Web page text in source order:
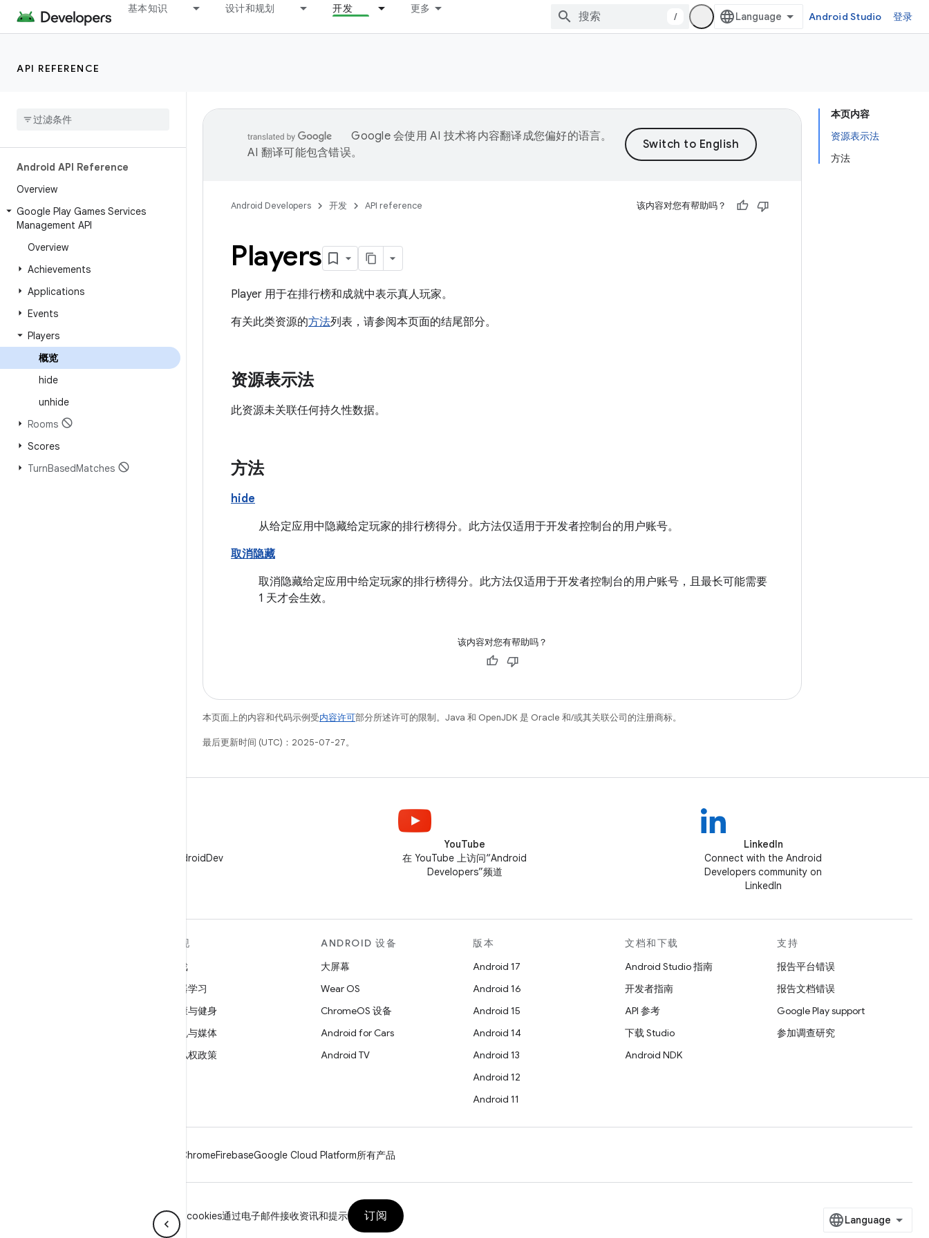
基本知识 设计和规划 开发 更多
/ Android Studio 登录
API REFERENCE
Android API Reference
Overview
Google Play Games Services
Management API
Overview
Achievements
Applications
Events
Players
概览
hide
unhide
Rooms
Scores
TurnBasedMatches
本页内容
资源表示法
方法
Google 会使用 AI 技术将内容翻译成您偏好的语言。
AI 翻译可能包含错误。
Android Developers 开发 API reference 该内容对您有帮助吗？
Players
Player 用于在排行榜和成就中表示真人玩家。
有关此类资源的方法列表，请参阅本页面的结尾部分。
资源表示法
此资源未关联任何持久性数据。
方法
hide
从给定应用中隐藏给定玩家的排行榜得分。此方法仅适用于开发者控制台的用户账号。
取消隐藏
取消隐藏给定应用中给定玩家的排行榜得分。此方法仅适用于开发者控制台的用户账号，且最长可能需要
1 天才会生效。
该内容对您有帮助吗？
本页面上的内容和代码示例受内容许可部分所述许可的限制。Java 和 OpenJDK 是 Oracle 和/或其关联公司的注册商标。
最后更新时间 (UTC)：2025-07-27。
在 X 上关注 @AndroidDev
YouTube
在 YouTube 上访问“Android
Developers”频道
LinkedIn
Connect with the Android
Developers community on
LinkedIn
发现
游戏
机器学习
健康与健身
相机与媒体
隐私权政策
ANDROID 设备
大屏幕
Wear OS
ChromeOS 设备
Android for Cars
Android TV
版本
Android 17
Android 16
Android 15
Android 14
Android 13
Android 12
Android 11
文档和下载
Android Studio 指南
开发者指南
API 参考
下载 Studio
Android NDK
支持
报告平台错误
报告文档错误
Google Play support
参加调查研究
ChromeFirebaseGoogle Cloud Platform所有产品
Manage cookies通过电子邮件接收资讯和提示 订阅